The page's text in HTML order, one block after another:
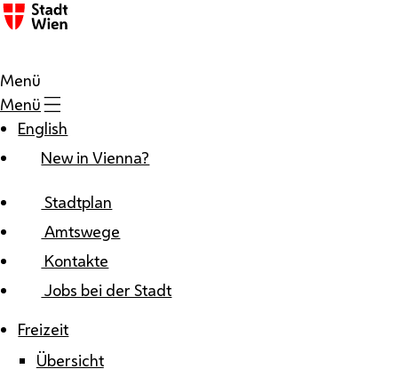
Zum Inhalt
Menü
Menü
English
New in Vienna?
Stadtplan
Amtswege
Kontakte
Jobs bei der Stadt
Freizeit
Übersicht